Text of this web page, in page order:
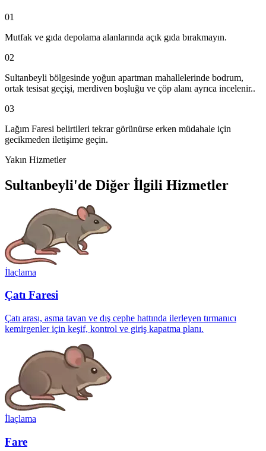
01
Mutfak ve gıda depolama alanlarında açık gıda bırakmayın.
02
Sultanbeyli bölgesinde yoğun apartman mahallelerinde bodrum,
ortak tesisat geçişi, merdiven boşluğu ve çöp alanı ayrıca incelenir..
03
Lağım Faresi belirtileri tekrar görünürse erken müdahale için
gecikmeden iletişime geçin.
Yakın Hizmetler
Sultanbeyli'de Diğer İlgili Hizmetler
İlaçlama
Çatı Faresi
Çatı arası, asma tavan ve dış cephe hattında ilerleyen tırmanıcı
kemirgenler için keşif, kontrol ve giriş kapatma planı.
İlaçlama
Fare